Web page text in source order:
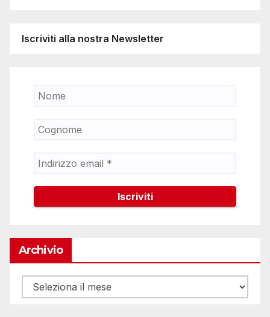
Iscriviti alla nostra Newsletter
Archivio
Archivio